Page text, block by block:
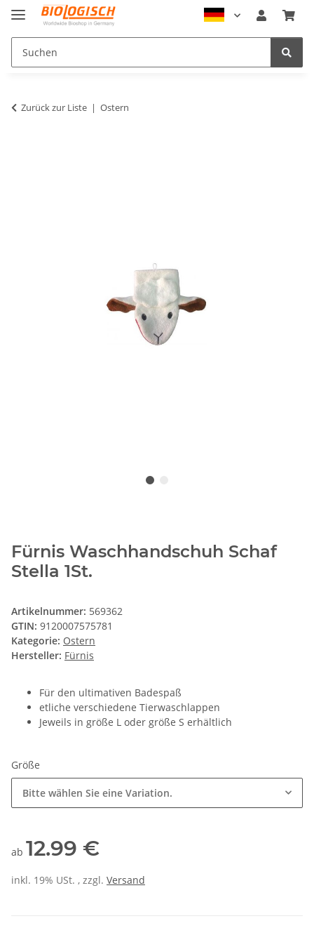
Zurück zur Liste Ostern
Fürnis Waschhandschuh Schaf
Stella 1St.
Artikelnummer: 569362
GTIN: 9120007575781
Kategorie: Ostern
Hersteller: Fürnis
Für den ultimativen Badespaß
etliche verschiedene Tierwaschlappen
Jeweils in größe L oder größe S erhältlich
Größe
Bitte wählen Sie eine Variation.
ab 12.99 €
inkl. 19% USt. , zzgl. Versand